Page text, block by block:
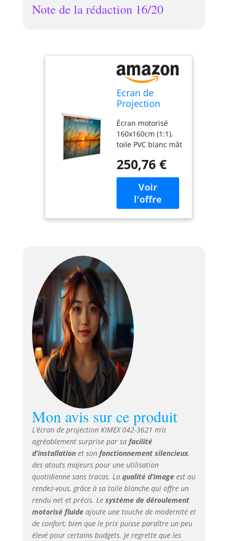
Note de la rédaction 16/20
Ecran de
Projection
1,60m - Format
1:1 - Toile
Blanche
Écran motorisé
160x160cm (1:1),
toile PVC blanc mât
réglable 4/3, 16/10,
16/9. Contrôle
facile par
interrupteur mural
ou télécommande
RF, avec
fenêtre) et design
ultra-fin. Carter
ultra-fin
(176x7,5x8,5cm)
pour une
intégration
discrète. Toile en
PVC blanc mât
(gain 1,05)
compatible 4/3,
16/10, 16/9.
250,76 €
Mon avis sur ce produit
L’écran de projection KIMEX 042-3621 m’a
agréablement surprise par sa facilité
d’installationet son fonctionnement silencieux,
des atouts majeurs pour une utilisation
quotidienne sans tracas. La qualité d’imageest au
rendez-vous, grâce à sa toile blanche qui offre un
rendu net et précis. Le système de déroulement
motorisé fluideajoute une touche de modernité et
de confort, bien que le prix puisse paraître un peu
élevé pour certains budgets. Je regrette que les